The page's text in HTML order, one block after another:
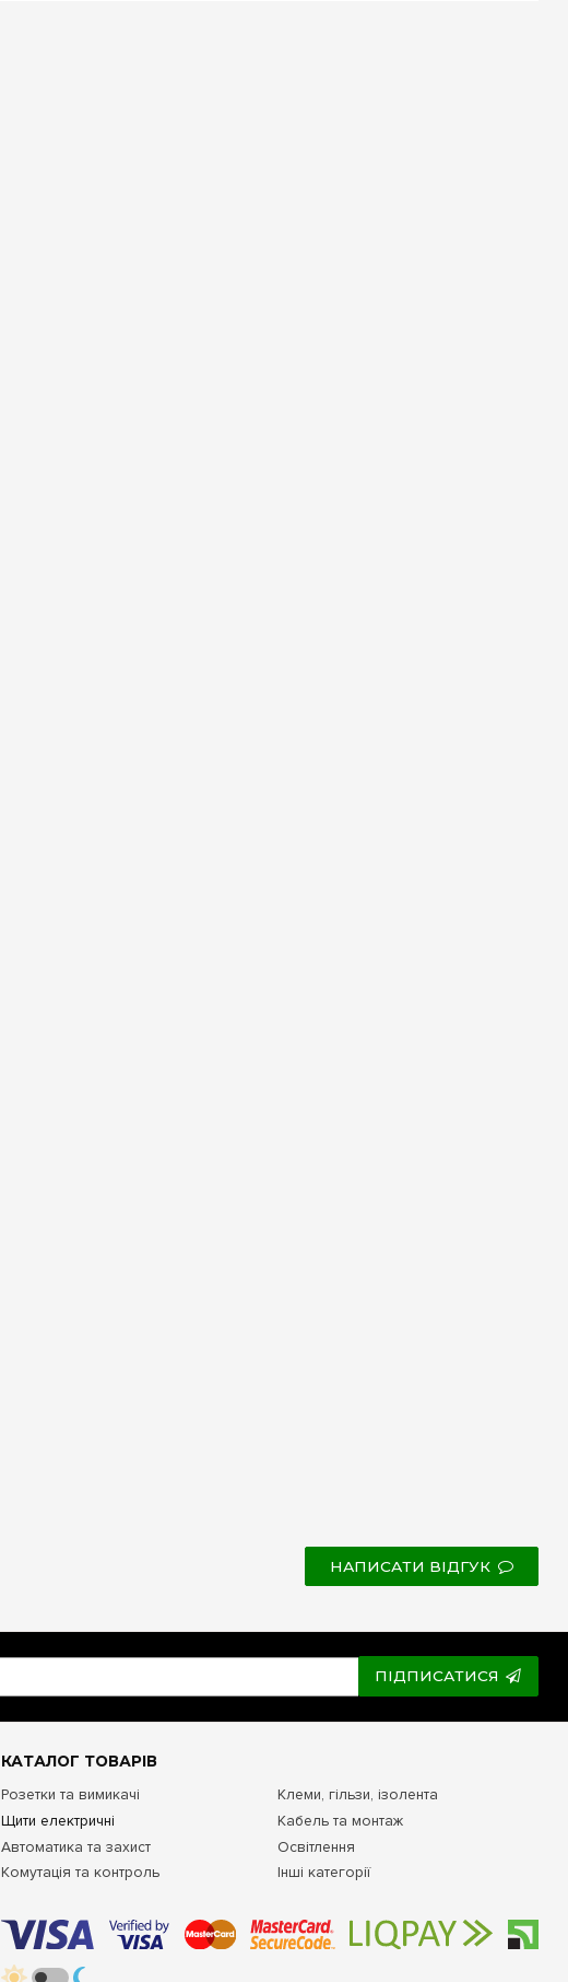
НАПИСАТИ ВІДГУК
ПІДПИСАТИСЯ
КАТАЛОГ ТОВАРІВ
Розетки та вимикачі
Щити електричні
Автоматика та захист
Комутація та контроль
Клеми, гільзи, ізолента
Кабель та монтаж
Освітлення
Інші категорії